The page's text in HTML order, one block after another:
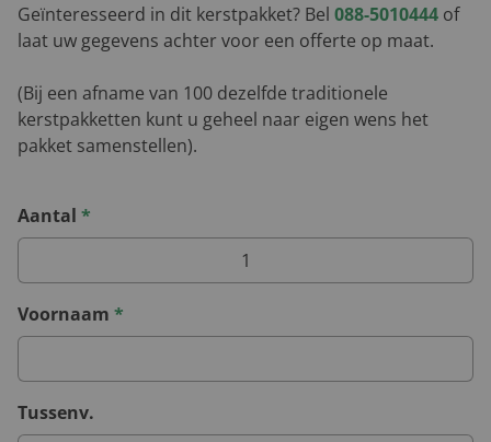
Geïnteresseerd in dit kerstpakket? Bel 088-5010444 of
laat uw gegevens achter voor een offerte op maat.
(Bij een afname van 100 dezelfde traditionele
kerstpakketten kunt u geheel naar eigen wens het
pakket samenstellen).
Aantal *
Voornaam *
Tussenv.